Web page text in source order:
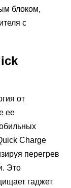
блоком,
с
от
ее
Charge
перегрев
Это
гаджет